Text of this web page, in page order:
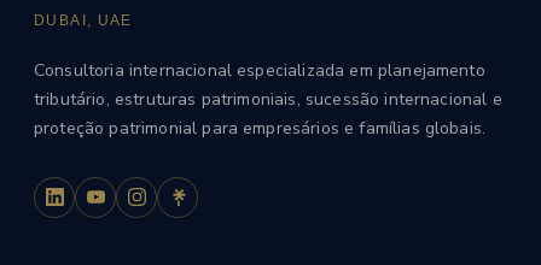
DUBAI, UAE
Consultoria internacional especializada em planejamento
tributário, estruturas patrimoniais, sucessão internacional e
proteção patrimonial para empresários e famílias globais.